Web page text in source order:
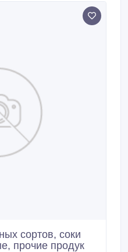
сортов, соки
прочие продук